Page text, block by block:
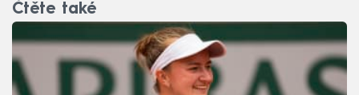
Čtěte také